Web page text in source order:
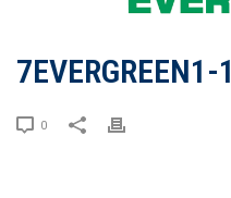
7EVERGREEN1-1
0